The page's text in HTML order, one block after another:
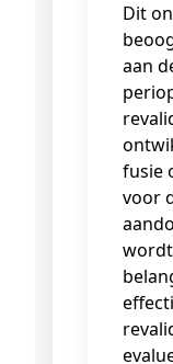
Dit
aan
fusie
voor